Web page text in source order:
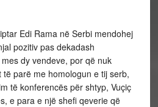
Edi Rama në Serbi mendohej
pozitiv pas dekadash
dy vendeve, por që nuk
parë me homologun e tij serb,
të konferencës për shtyp, Vuçiç
e para e një shefi qeverie që